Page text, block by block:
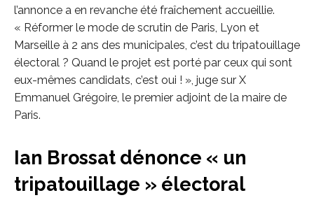
l’annonce a en revanche été fraîchement accueillie.
« Réformer le mode de scrutin de Paris, Lyon et
Marseille à 2 ans des municipales, c’est du tripatouillage
électoral ? Quand le projet est porté par ceux qui sont
eux-mêmes candidats, c’est oui ! », juge sur X
Emmanuel Grégoire, le premier adjoint de la maire de
Paris.
Ian Brossat dénonce « un
tripatouillage » électoral